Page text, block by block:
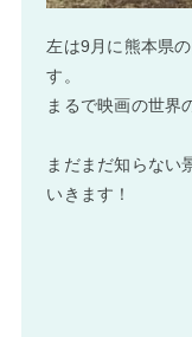
左は9月に熊本県
す。
まるで映画の世界
まだまだ知らない
いきます！